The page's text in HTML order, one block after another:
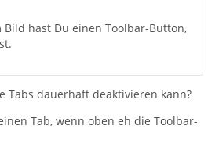
Bild hast Du einen Toolbar-Button,
Tabs dauerhaft deaktivieren kann?
Tab, wenn oben eh die Toolbar-